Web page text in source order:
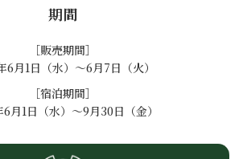
期間
［販売期間］
6月1日（水）～6月7日（火）
［宿泊期間］
月1日（水）～9月30日（金）